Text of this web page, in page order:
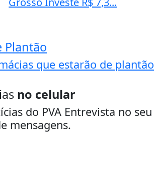
Plantão
que estarão de plantão
no celular
do PVA Entrevista no seu
mensagens.